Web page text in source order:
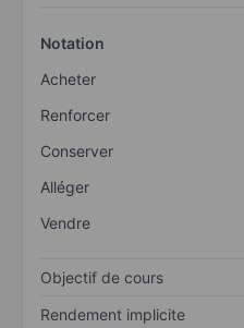
Notation
Acheter
Renforcer
Conserver
Alléger
Vendre
Objectif de cours
Rendement implicite